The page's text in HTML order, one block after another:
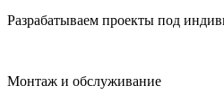
Разрабатываем проекты под
Монтаж и обслуживание